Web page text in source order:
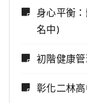
身心平衡
名中)
初階健康
彰化二林